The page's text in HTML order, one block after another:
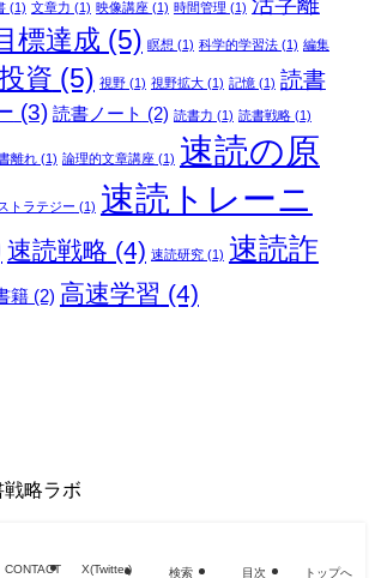
(1) 文章力 (1) 映像講座(1) 時間管理 (1)
標達成 (5) 瞑想 (1) 科学的学習法(1) 編集
資 (5) 視野(1) 視野拡大(1) 記憶(1) 読書
(3) 読書ノート (2) 読書力 (1) 読書戦略(1)
離れ(1) 論理的文章講座(1) 速読の原
トラテジー (1) 速読トレーニ
速読戦略 (4) 速読研究(1) 速読詐
籍(2) 高速学習 (4)
略ラボ
CONTACT X(Twitter) 検索 目次 トップへ